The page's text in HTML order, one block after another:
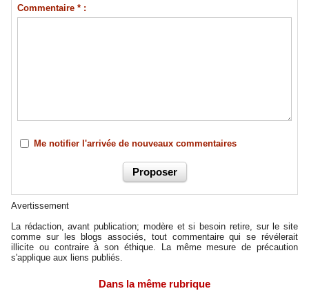
Commentaire * :
Me notifier l'arrivée de nouveaux commentaires
Avertissement
La rédaction, avant publication; modère et si besoin retire, sur le site
comme sur les blogs associés, tout commentaire qui se révélerait
illicite ou contraire à son éthique. La même mesure de précaution
s'applique aux liens publiés.
Dans la même rubrique